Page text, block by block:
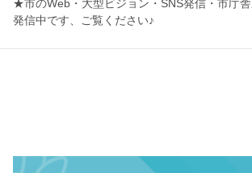
★市のWeb・大型ビジョン・SNS発信・市庁
発信中です、ご覧ください♪